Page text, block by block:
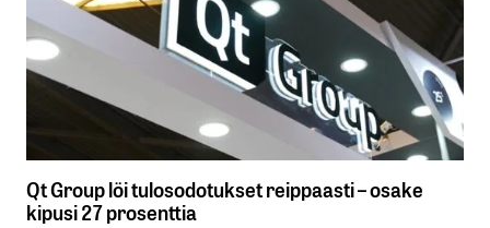
Qt Group löi tulosodotukset reippaasti – osake
kipusi 27 prosenttia